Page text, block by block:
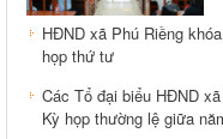
HĐND xã Phú Riềng
họp thứ tư
Các Tổ đại biểu HĐND
Kỳ họp thường lệ giữa